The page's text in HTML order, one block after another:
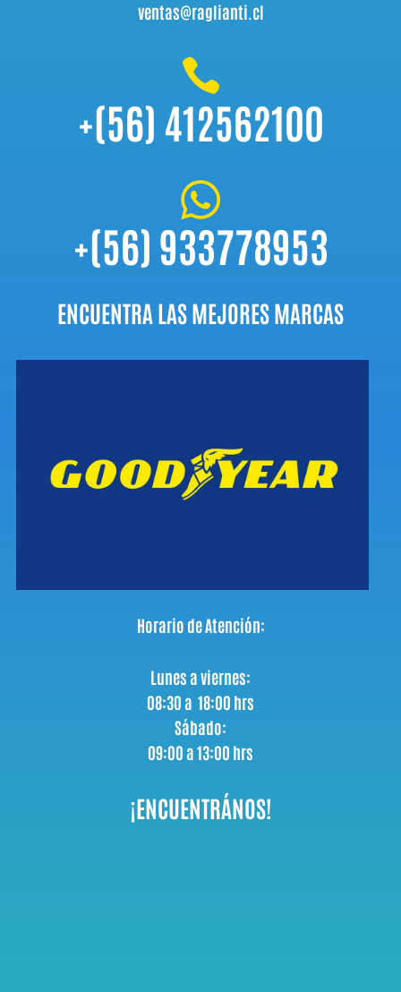
ventas@raglianti.cl

+(56) 412562100

+(56) 933778953
ENCUENTRA LAS MEJORES MARCAS
Horario de Atención:
Lunes a viernes:
08:30 a 18:00 hrs
Sábado:
09:00 a 13:00 hrs
¡ENCUENTRÁNOS!